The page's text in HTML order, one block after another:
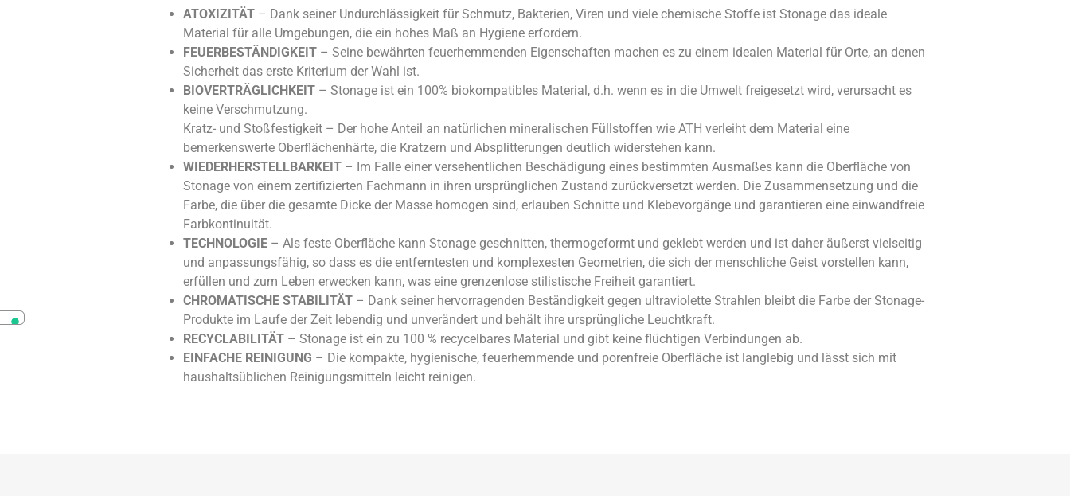
ATOXIZITÄT – Dank seiner Undurchlässigkeit für Schmutz, Bakterien, Viren und viele chemische Stoffe ist Stonage das ideale
Material für alle Umgebungen, die ein hohes Maß an Hygiene erfordern.
FEUERBESTÄNDIGKEIT – Seine bewährten feuerhemmenden Eigenschaften machen es zu einem idealen Material für Orte, an denen
Sicherheit das erste Kriterium der Wahl ist.
BIOVERTRÄGLICHKEIT – Stonage ist ein 100% biokompatibles Material, d.h. wenn es in die Umwelt freigesetzt wird, verursacht es
keine Verschmutzung.
Kratz- und Stoßfestigkeit – Der hohe Anteil an natürlichen mineralischen Füllstoffen wie ATH verleiht dem Material eine
bemerkenswerte Oberflächenhärte, die Kratzern und Absplitterungen deutlich widerstehen kann.
WIEDERHERSTELLBARKEIT – Im Falle einer versehentlichen Beschädigung eines bestimmten Ausmaßes kann die Oberfläche von
Stonage von einem zertifizierten Fachmann in ihren ursprünglichen Zustand zurückversetzt werden. Die Zusammensetzung und die
Farbe, die über die gesamte Dicke der Masse homogen sind, erlauben Schnitte und Klebevorgänge und garantieren eine einwandfreie
Farbkontinuität.
TECHNOLOGIE – Als feste Oberfläche kann Stonage geschnitten, thermogeformt und geklebt werden und ist daher äußerst vielseitig
und anpassungsfähig, so dass es die entferntesten und komplexesten Geometrien, die sich der menschliche Geist vorstellen kann,
erfüllen und zum Leben erwecken kann, was eine grenzenlose stilistische Freiheit garantiert.
CHROMATISCHE STABILITÄT – Dank seiner hervorragenden Beständigkeit gegen ultraviolette Strahlen bleibt die Farbe der Stonage-
Produkte im Laufe der Zeit lebendig und unverändert und behält ihre ursprüngliche Leuchtkraft.
RECYCLABILITÄT – Stonage ist ein zu 100 % recycelbares Material und gibt keine flüchtigen Verbindungen ab.
EINFACHE REINIGUNG – Die kompakte, hygienische, feuerhemmende und porenfreie Oberfläche ist langlebig und lässt sich mit
haushaltsüblichen Reinigungsmitteln leicht reinigen.